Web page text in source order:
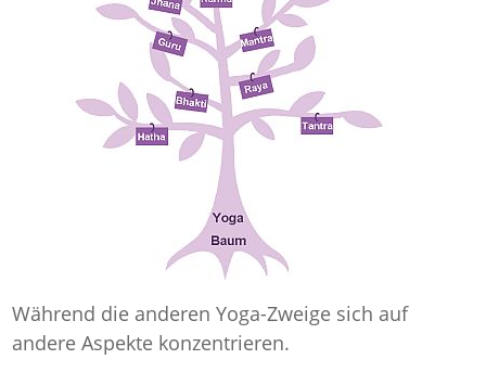
Während die anderen Yoga-Zweige sich auf
andere Aspekte konzentrieren.